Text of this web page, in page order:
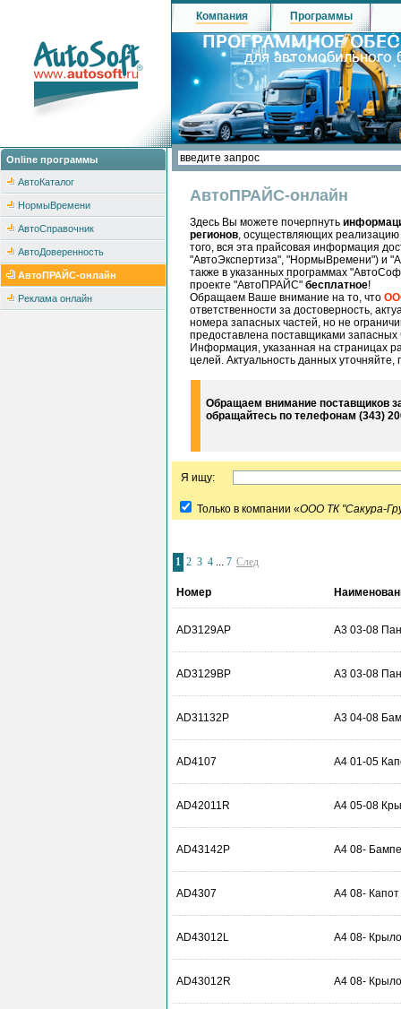
Online программы
АвтоКаталог
НормыВремени
АвтоСправочник
АвтоДоверенность
АвтоПРАЙС-онлайн
Реклама онлайн
Компания Программы
АвтоПРАЙС-онлайн
Здесь Вы можете почерпнуть
регионов, осуществляющих
того, вся эта прайсовая информация
"АвтоЭкспертиза", "НормыВремени") и
также в указанных программах
проекте "АвтоПРАЙС" бесплатное!
Обращаем Ваше внимание на то, что
ответственности за достоверность,
номера запасных частей, но не
предоставлена поставщиками запасных
Информация, указанная на страницах
целей. Актуальность данных
Обращаем внимание поставщиков
обращайтесь по телефонам (343)
Я ищу:
Только в компании «ООО ТК "Сакура-
1 2 3 4 ... 7 След
Номер
AD3129AP A3 03-08
AD3129BP A3 03-08
AD31132P A3 04-08
AD4107 A4 01-05
AD42011R A4 05-08
AD43142P A4 08-
AD4307 A4 08- Капот
AD43012L A4 08-
AD43012R A4 08-